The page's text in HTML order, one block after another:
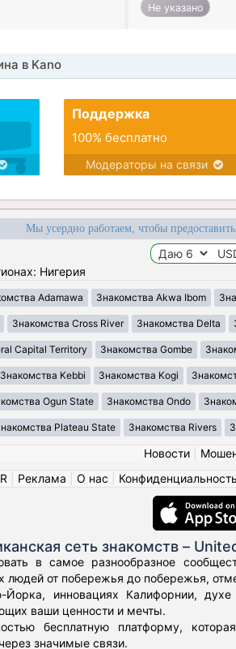
Не указано
в Kano
Поддержка
100% бесплатно
Модераторы на связи
Мы усердно работаем, чтобы
Нигерия
Adamawa Знакомства Akwa Ibom
Знакомства Cross River Знакомства Delta
Capital Territory Знакомства Gombe
Знакомства Kebbi Знакомства Kogi
Ogun State Знакомства Ondo
Plateau State Знакомства Rivers
Новости|
Реклама О нас Конфиденциальность
сеть знакомств –
в самое разнообразное
людей от побережья до побережья,
инновациях Калифорнии,
ваши ценности и мечты.
бесплатную платформу,
значимые связи.